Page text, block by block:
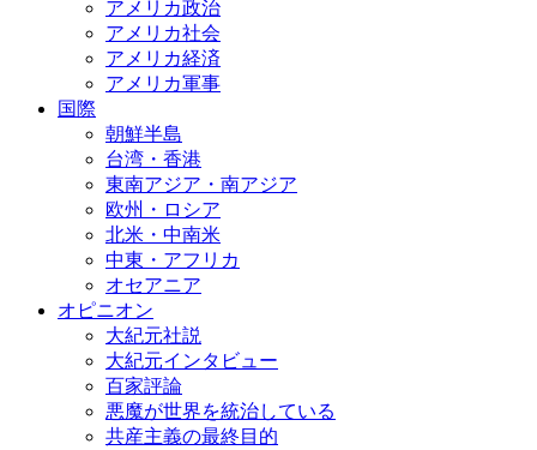
アメリカ政治
アメリカ社会
アメリカ経済
アメリカ軍事
国際
朝鮮半島
台湾・香港
東南アジア・南アジア
欧州・ロシア
北米・中南米
中東・アフリカ
オセアニア
オピニオン
大紀元社説
大紀元インタビュー
百家評論
悪魔が世界を統治している
共産主義の最終目的